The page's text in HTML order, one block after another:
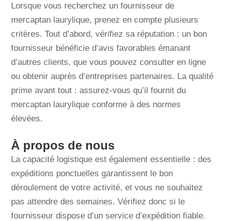
Lorsque vous recherchez un fournisseur de
mercaptan laurylique, prenez en compte plusieurs
critères. Tout d’abord, vérifiez sa réputation : un bon
fournisseur bénéficie d’avis favorables émanant
d’autres clients, que vous pouvez consulter en ligne
ou obtenir auprès d’entreprises partenaires. La qualité
prime avant tout : assurez-vous qu’il fournit du
mercaptan laurylique conforme à des normes
élevées.
À propos de nous
La capacité logistique est également essentielle : des
expéditions ponctuelles garantissent le bon
déroulement de votre activité, et vous ne souhaitez
pas attendre des semaines. Vérifiez donc si le
fournisseur dispose d’un service d’expédition fiable.